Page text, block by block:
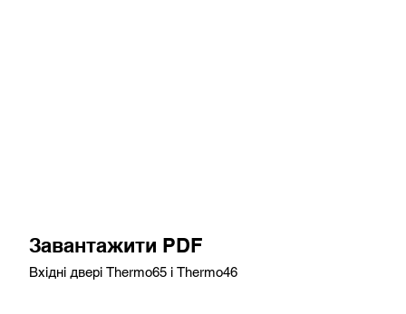
Завантажити PDF
Вхідні двері Thermo65 і Thermo46